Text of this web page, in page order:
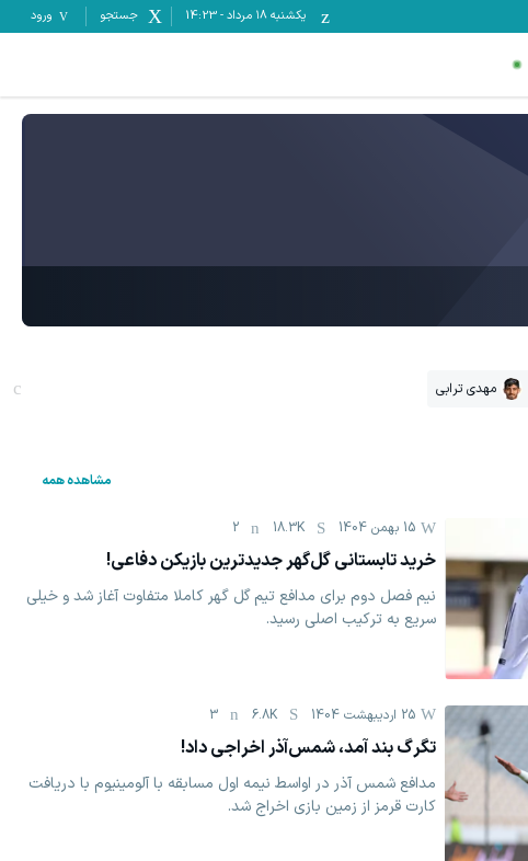
یکشنبه ۱۸ مرداد -
14:23 جستجو ورود
مهدی ترابی
مشاهده همه
15 بهمن 1404 18.3K
2
خرید تابستانی گل‌گهر جدیدترین بازیکن دفاعی!
‏نیم فصل دوم برای مدافع تیم گل گهر کاملا متفاوت آغاز شد و خیلی
سریع به ترکیب اصلی رسید.
25 اردیبهشت 1404 6.8K
3
تگرگ بند آمد، شمس‌آذر اخراجی داد!
مدافع شمس آذر در اواسط نیمه اول مسابقه با آلومینیوم با دریافت
کارت قرمز از زمین بازی اخراج شد.